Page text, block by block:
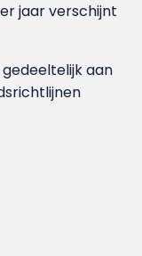
jaar verschijnt
aan